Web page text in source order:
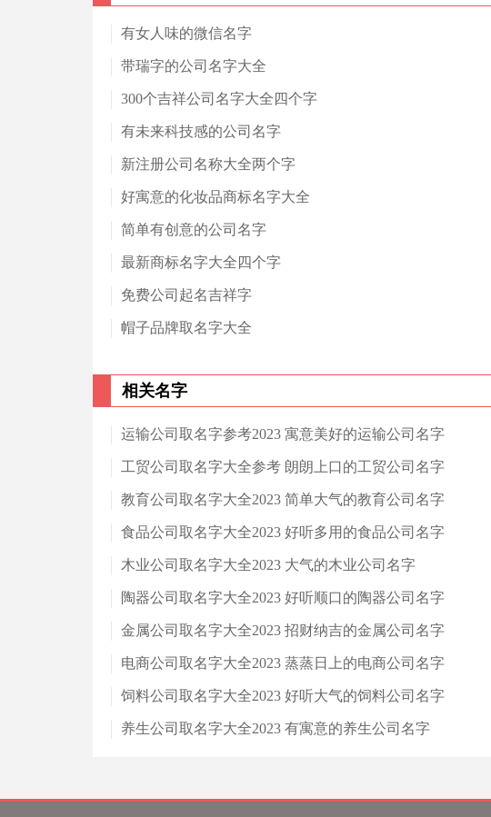
有女人味的微信名字
带瑞字的公司名字大全
300个吉祥公司名字大全四个字
有未来科技感的公司名字
新注册公司名称大全两个字
好寓意的化妆品商标名字大全
简单有创意的公司名字
最新商标名字大全四个字
免费公司起名吉祥字
帽子品牌取名字大全
相关名字
运输公司取名字参考2023 寓意美好的运输公司名字
工贸公司取名字大全参考 朗朗上口的工贸公司名字
教育公司取名字大全2023 简单大气的教育公司名字
食品公司取名字大全2023 好听多用的食品公司名字
木业公司取名字大全2023 大气的木业公司名字
陶器公司取名字大全2023 好听顺口的陶器公司名字
金属公司取名字大全2023 招财纳吉的金属公司名字
电商公司取名字大全2023 蒸蒸日上的电商公司名字
饲料公司取名字大全2023 好听大气的饲料公司名字
养生公司取名字大全2023 有寓意的养生公司名字